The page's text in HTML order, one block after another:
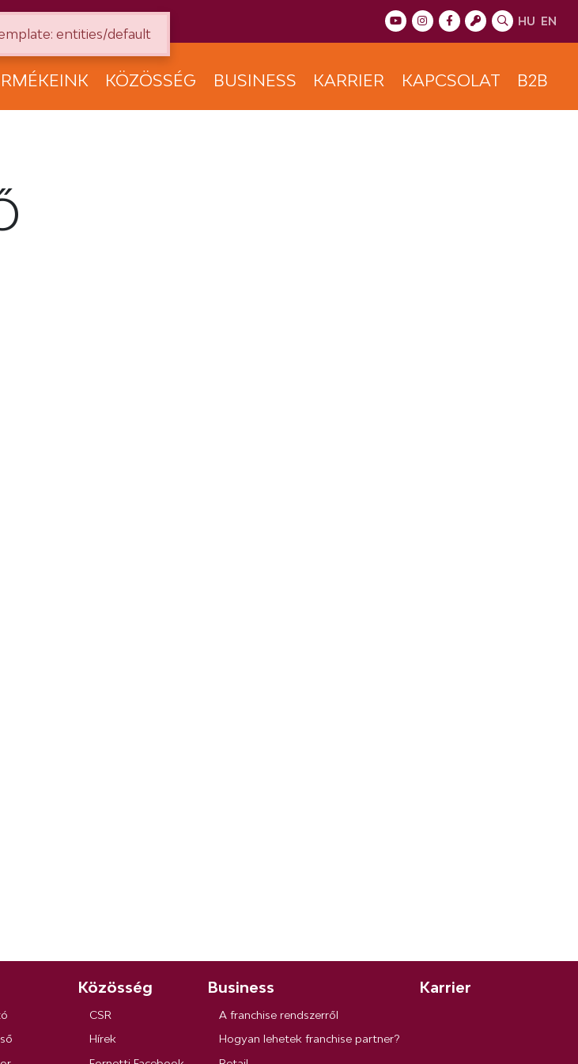
HU EN
KÖZÖSSÉG BUSINESS KARRIER KAPCSOLAT B2B
Közösség
CSR
Hírek
Business
A franchise rendszerről
Hogyan lehetek franchise partner?
Karrier
entities/default